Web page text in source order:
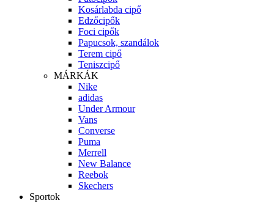
Kosárlabda cipő
Edzőcipők
Foci cipők
Papucsok, szandálok
Terem cipő
Teniszcipő
MÁRKÁK
Nike
adidas
Under Armour
Vans
Converse
Puma
Merrell
New Balance
Reebok
Skechers
Sportok